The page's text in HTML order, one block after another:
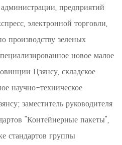
предприятий
электронной торговли,
производству зеленых
новое малое
Цзянсу, складское
научно-техническое
заместитель руководителя
"Контейнерные пакеты",
стандартов группы